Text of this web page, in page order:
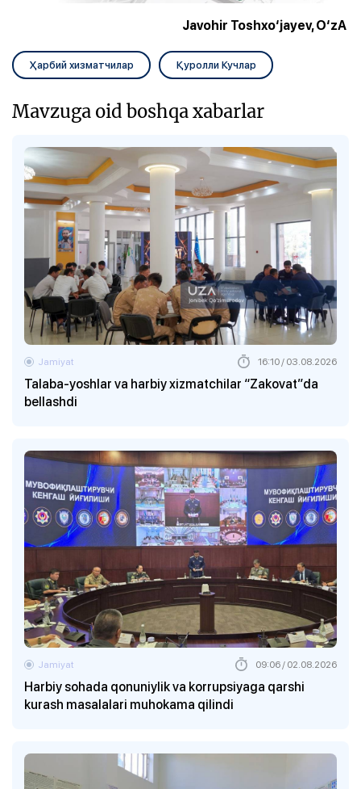
Javohir Toshxo‘jayev, O‘zA
Ҳарбий хизматчилар Қуролли Кучлар
Mavzuga oid boshqa xabarlar
Talaba-yoshlar va harbiy xizmatchilar “Zakovat”da
bellashdi
Jamiyat 16:10 / 03.08.2026
Harbiy sohada qonuniylik va korrupsiyaga qarshi
kurash masalalari muhokama qilindi
Jamiyat 09:06 / 02.08.2026